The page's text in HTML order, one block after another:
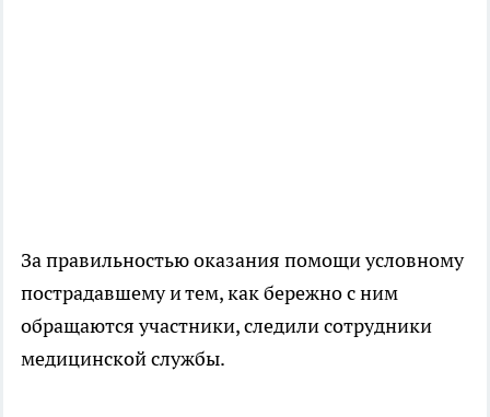
За правильностью оказания помощи условному
пострадавшему и тем, как бережно с ним
обращаются участники, следили сотрудники
медицинской службы.